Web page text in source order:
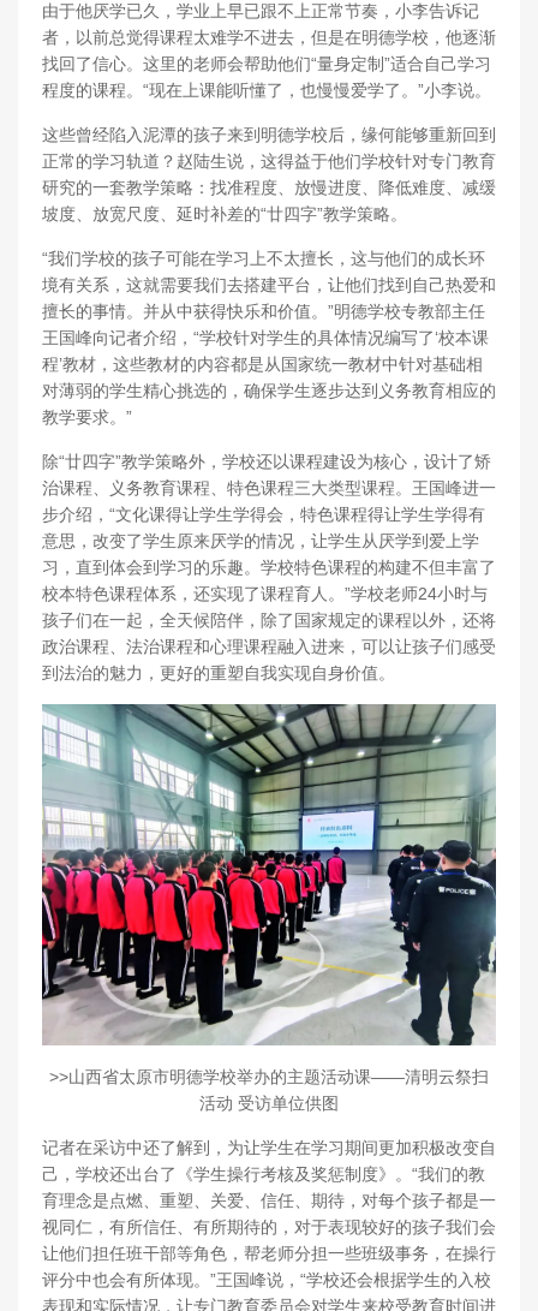
由于他厌学已久，学业上早已跟不上正常节奏，小李告诉记
者，以前总觉得课程太难学不进去，但是在明德学校，他逐渐
找回了信心。这里的老师会帮助他们“量身定制”适合自己学习
程度的课程。“现在上课能听懂了，也慢慢爱学了。”小李说。
这些曾经陷入泥潭的孩子来到明德学校后，缘何能够重新回到
正常的学习轨道？赵陆生说，这得益于他们学校针对专门教育
研究的一套教学策略：找准程度、放慢进度、降低难度、减缓
坡度、放宽尺度、延时补差的“廿四字”教学策略。
“我们学校的孩子可能在学习上不太擅长，这与他们的成长环
境有关系，这就需要我们去搭建平台，让他们找到自己热爱和
擅长的事情。并从中获得快乐和价值。”明德学校专教部主任
王国峰向记者介绍，“学校针对学生的具体情况编写了‘校本课
程’教材，这些教材的内容都是从国家统一教材中针对基础相
对薄弱的学生精心挑选的，确保学生逐步达到义务教育相应的
教学要求。”
除“廿四字”教学策略外，学校还以课程建设为核心，设计了矫
治课程、义务教育课程、特色课程三大类型课程。王国峰进一
步介绍，“文化课得让学生学得会，特色课程得让学生学得有
意思，改变了学生原来厌学的情况，让学生从厌学到爱上学
习，直到体会到学习的乐趣。学校特色课程的构建不但丰富了
校本特色课程体系，还实现了课程育人。”学校老师24小时与
孩子们在一起，全天候陪伴，除了国家规定的课程以外，还将
政治课程、法治课程和心理课程融入进来，可以让孩子们感受
到法治的魅力，更好的重塑自我实现自身价值。
>>山西省太原市明德学校举办的主题活动课——清明云祭扫
活动 受访单位供图
记者在采访中还了解到，为让学生在学习期间更加积极改变自
己，学校还出台了《学生操行考核及奖惩制度》。“我们的教
育理念是点燃、重塑、关爱、信任、期待，对每个孩子都是一
视同仁，有所信任、有所期待的，对于表现较好的孩子我们会
让他们担任班干部等角色，帮老师分担一些班级事务，在操行
评分中也会有所体现。”王国峰说，“学校还会根据学生的入校
表现和实际情况，让专门教育委员会对学生来校受教育时间进